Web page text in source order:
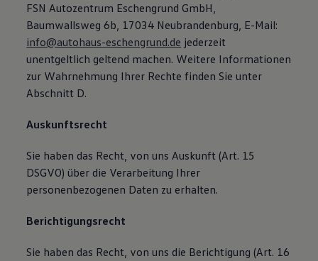
FSN Autozentrum Eschengrund GmbH,
Baumwallsweg 6b, 17034 Neubrandenburg, E-Mail:
info@autohaus-eschengrund.de jederzeit
unentgeltlich geltend machen. Weitere Informationen
zur Wahrnehmung Ihrer Rechte finden Sie unter
Abschnitt D.
Auskunftsrecht
Sie haben das Recht, von uns Auskunft (Art. 15
DSGVO) über die Verarbeitung Ihrer
personenbezogenen Daten zu erhalten.
Berichtigungsrecht
Sie haben das Recht, von uns die Berichtigung (Art. 16